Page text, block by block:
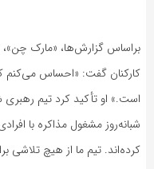
براساس گزارش‌ها، «مارک چن»،
کارکنان گفت: «احساس می‌کنم
است.» او تأکید کرد تیم رهبری
شبانه‌روز مشغول مذاکره با
کرده‌اند. تیم ما از هیچ تلاشی